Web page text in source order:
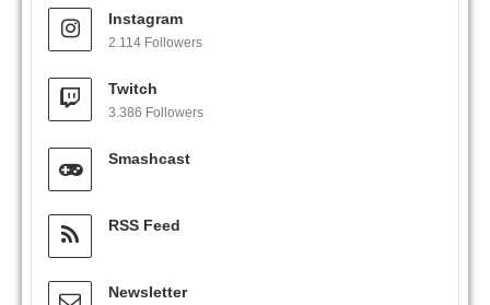
Instagram
2.114 Followers
Twitch
3.386 Followers
Smashcast
RSS Feed
Newsletter